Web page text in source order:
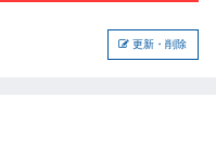
更新・削除